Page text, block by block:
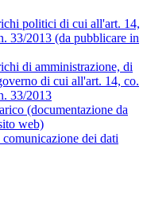
politici di cui all'art. 14,
33/2013 (da pubblicare in
di amministrazione, di
di cui all'art. 14, co.
33/2013
(documentazione da
web)
dei dati